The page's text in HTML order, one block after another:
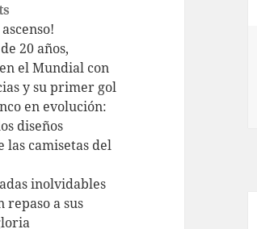
20 años,
el Mundial con
y su primer gol
en evolución:
diseños
las camisetas del
inolvidables
repaso a sus